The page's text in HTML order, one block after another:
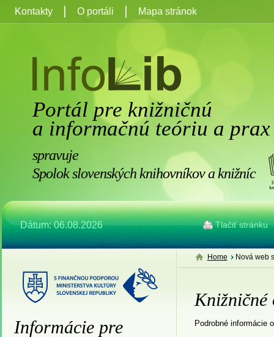
Portál pre knižničnú
a informačnú teóriu a prax
spravuje
Spolok slovenských knihovníkov a knižníc
Dátum: 06.08.2026 Tlačiť stránku
Kontakty O portáli Mapa stránok
Home Nová web
Knižničné
Podrobné informácie
Informácie pre